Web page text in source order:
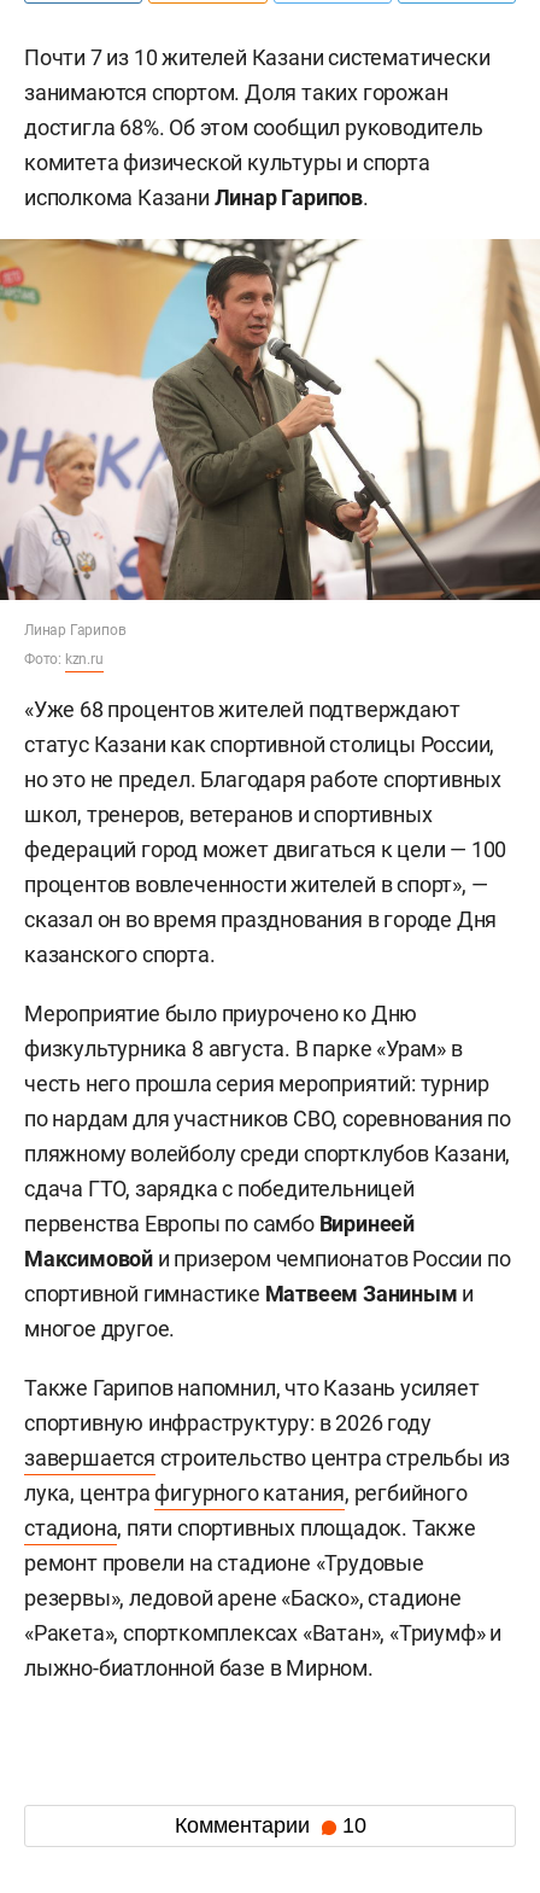
Почти 7 из 10 жителей Казани систематически
занимаются спортом. Доля таких горожан
достигла 68%. Об этом сообщил руководитель
комитета физической культуры и спорта
исполкома Казани Линар Гарипов.
Линар Гарипов
Фото: kzn.ru
«Уже 68 процентов жителей подтверждают
статус Казани как спортивной столицы России,
но это не предел. Благодаря работе спортивных
школ, тренеров, ветеранов и спортивных
федераций город может двигаться к цели — 100
процентов вовлеченности жителей в спорт», —
сказал он во время празднования в городе Дня
казанского спорта.
Мероприятие было приурочено ко Дню
физкультурника 8 августа. В парке «Урам» в
честь него прошла серия мероприятий: турнир
по нардам для участников СВО, соревнования по
пляжному волейболу среди спортклубов Казани,
сдача ГТО, зарядка с победительницей
первенства Европы по самбо Виринеей
Максимовой и призером чемпионатов России по
спортивной гимнастике Матвеем Заниным и
многое другое.
Также Гарипов напомнил, что Казань усиляет
спортивную инфраструктуру: в 2026 году
завершается строительство центра стрельбы из
лука, центра фигурного катания, регбийного
стадиона, пяти спортивных площадок. Также
ремонт провели на стадионе «Трудовые
резервы», ледовой арене «Баско», стадионе
«Ракета», спорткомплексах «Ватан», «Триумф» и
лыжно-биатлонной базе в Мирном.
Комментарии 10